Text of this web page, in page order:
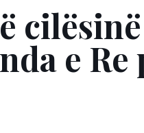
cilësinë
e Re